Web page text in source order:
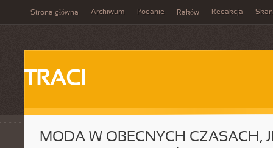
Strona główna Archiwum Podanie Raków Redakcja
TRACI
MODA W OBECNYCH CZASACH,